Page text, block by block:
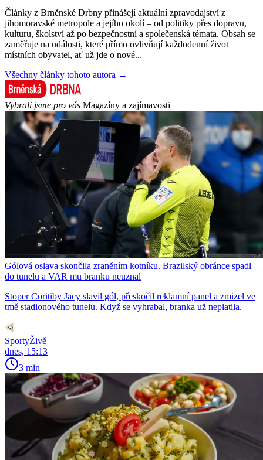
Články z Brněnské Drbny přinášejí aktuální zpravodajství z
jihomoravské metropole a jejího okolí – od politiky přes dopravu,
kulturu, školství až po bezpečnostní a společenská témata. Obsah se
zaměřuje na události, které přímo ovlivňují každodenní život
místních obyvatel, ať už jde o nové...
Všechny články tohoto autora →
Vybrali jsme pro vás Magazíny a zajímavosti
Gólová oslava skončila zraněním kotníku. Brazilský obránce spadl
do tunelu a VAR mu branku neuznal
Stoper Coritiby Jacy slavil gól, přeskočil reklamní panel a zmizel ve
tmě stadionového tunelu. Když se vyhrabal, branka už neplatila.
SportyŽivě
dnes, 15:13
3 min